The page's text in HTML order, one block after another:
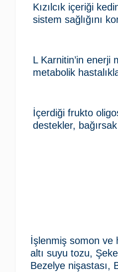
Kızılcık içeriği
sistem sağlığını
L Karnitin’in enerji
metabolik
İçerdiği frukto
destekler, bağırsak
İşlenmiş somon ve
altı suyu tozu,
Bezelye nişastası,